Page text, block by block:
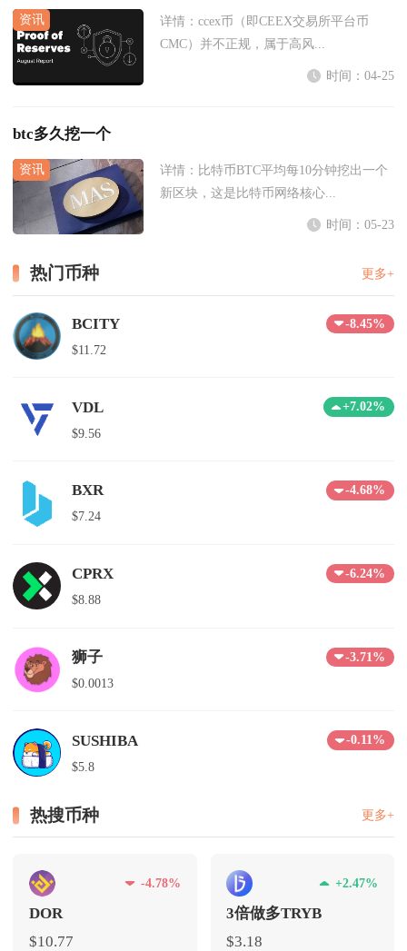
详情： ccex币（即CEEX交易所平台币
CMC）并不正规，属于高风...
时间：04-25
btc多久挖一个
详情： 比特币BTC平均每10分钟挖出一个
新区块，这是比特币网络核心...
时间：05-23
热门币种 更多+
BCITY
-8.45%
$11.72
VDL
+7.02%
$9.56
BXR
-4.68%
$7.24
CPRX
-6.24%
$8.88
狮子
-3.71%
$0.0013
SUSHIBA
-0.11%
$5.8
热搜币种 更多+
-4.78%
DOR
$10.77
+2.47%
3倍做多TRYB
$3.18